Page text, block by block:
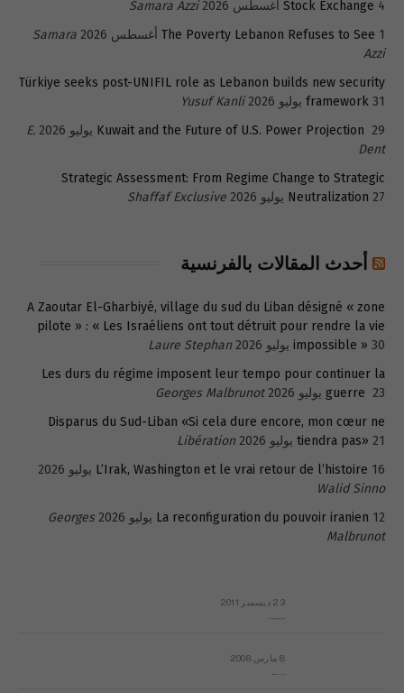
Stock Exchange 4 أغسطس 2026
Samara Azzi
The Poverty Lebanon Refuses to See 1 أغسطس 2026
Samara
Azzi
Türkiye seeks post-UNIFIL role as Lebanon builds new security
framework 31 يوليو 2026
Yusuf Kanli
Kuwait and the Future of U.S. Power Projection 29 يوليو 2026
E.
Dent
Strategic Assessment: From Regime Change to Strategic
Neutralization 27 يوليو 2026 Shaffaf Exclusive
أحدث المقالات بالفرنسية
A Zaoutar El-Gharbiyé, village du sud du Liban désigné « zone
pilote » : « Les Israéliens ont tout détruit pour rendre la vie
impossible » 30 يوليو 2026
Laure Stephan
Les durs du régime imposent leur tempo pour continuer la
guerre 23 يوليو 2026
Georges Malbrunot
Disparus du Sud-Liban «Si cela dure encore, mon cœur ne
tiendra pas» 21 يوليو 2026
Libération
L’Irak, Washington et le vrai retour de l’histoire 16 يوليو 2026
Walid Sinno
La reconfiguration du pouvoir iranien 12 يوليو 2026
Georges
Malbrunot
23 ديسمبر 2011
8 مارس 2008